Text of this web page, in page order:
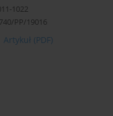
1022
PP/19016
Artykuł (PDF)